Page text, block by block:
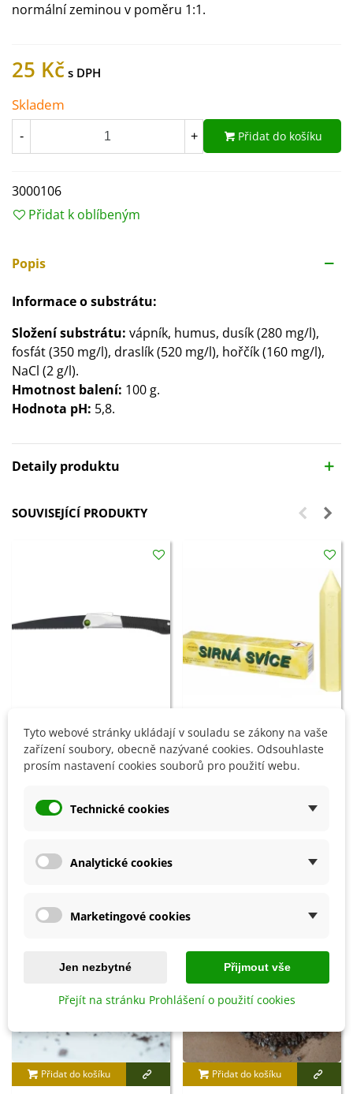
normální zeminou v poměru 1:1.
25 Kč
Skladem
- + Přidat do košíku
3000106
Přidat k oblíbeným
Popis
Informace o substrátu:
Složení substrátu: vápník, humus, dusík (280 mg/l),
fosfát (350 mg/l), draslík (520 mg/l), hořčík (160 mg/l),
NaCl (2 g/l).
Hmotnost balení: 100 g.
Hodnota pH: 5,8.
Detaily produktu
SOUVISEJÍCÍ PRODUKTY
Přidat do košíku
Prořezávací pilka - 230 mm - 1
ks
Přidat do košíku
Sirná svíce - 25 cm - 1 ks
8 OSTATNÍ PRODUKTY ZE STEJNÉ KATEGORIE:
Přidat do košíku Přidat do košíku
Tyto webové stránky ukládají v souladu se zákony na vaše
zařízení soubory, obecně nazývané cookies. Odsouhlaste
prosím nastavení cookies souborů pro použití webu.
Technické cookies
Analytické cookies
Marketingové cookies
Jen nezbytné Přijmout vše
Přejít na stránku Prohlášení o použití cookies